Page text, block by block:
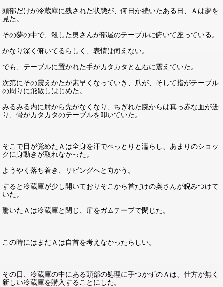
頭部だけが冷蔵庫に残された状態が、何日か続いたある日、Ａは夢を
見た。
その夢の中で、殺した奥さんが部屋のテーブルに俯いて座っている。
かなり深く俯いてるらしく、表情は伺えない。
でも、テーブルに置かれた手がカタカタと左右に震えていた。
次第にその震えかたが素早くなっていき、爪が、そして指がテーブル
の周りに飛散しはじめた。
みるみる内に肘から先がなくなり、ちぎれた腕からは真っ赤な血が迸
り、骨がカタカタのテーブルを叩いていた。
そこで目が覚めたＡは全身を汗でべっとりと濡らし、あまりのショッ
クに身動きが取れなかった。
ようやく落ち着き、リビングへと向かう。
すると冷蔵庫が少し開いておりそこから首だけの奥さんが睨みつけて
いた。
驚いたＡは冷蔵庫と閉じ、扉をガムテープで閉じた。
この時にはまだＡは自首を考えなかったらしい。
その日、冷蔵庫の中にある頭部の処理に手つかずのＡは、仕方が無く
新しい冷蔵庫を購入することにした。